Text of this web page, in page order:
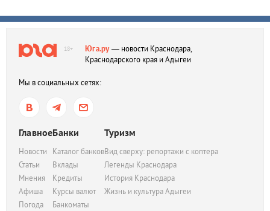
18+ Юга.ру— новости Краснодара,
Краснодарского края и Адыгеи
Мы в социальных сетях:
Главное
Новости
Статьи
Мнения
Афиша
Погода
Банки
Каталог банков
Вклады
Кредиты
Курсы валют
Банкоматы
Туризм
Вид сверху: репортажи с коптера
Легенды Краснодара
История Краснодара
Жизнь и культура Адыгеи